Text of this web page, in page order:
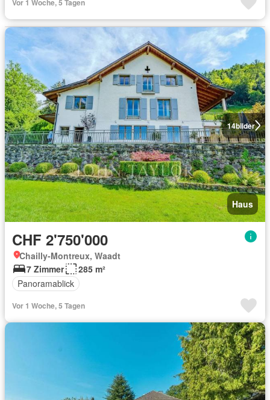
14bilder
Haus
CHF 2'750'000
Chailly-Montreux, Waadt
7 Zimmer
285 m²
Panoramablick
Vor 1 Woche, 5 Tagen